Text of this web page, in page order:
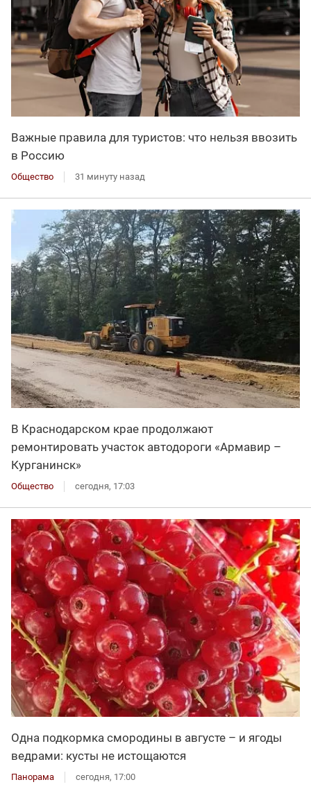
Важные правила для туристов: что нельзя ввозить
в Россию
Общество 31 минуту назад
В Краснодарском крае продолжают
ремонтировать участок автодороги «Армавир –
Курганинск»
Общество сегодня, 17:03
Одна подкормка смородины в августе – и ягоды
ведрами: кусты не истощаются
Панорама сегодня, 17:00